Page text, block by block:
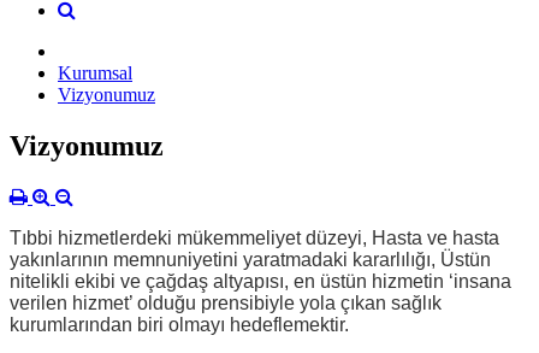
Kurumsal
Vizyonumuz
Vizyonumuz
Tıbbi hizmetlerdeki mükemmeliyet düzeyi, Hasta ve hasta
yakınlarının memnuniyetini yaratmadaki kararlılığı, Üstün
nitelikli ekibi ve çağdaş altyapısı, en üstün hizmetin ‘insana
verilen hizmet’ olduğu prensibiyle yola çıkan sağlık
kurumlarından biri olmayı hedeflemektir.